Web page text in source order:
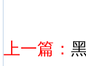
上一篇：